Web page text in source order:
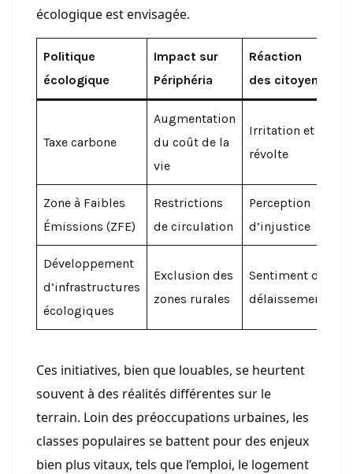
écologique est envisagée.
Politique
écologique
Impact sur
Périphéria
Réaction
des citoyens
Taxe carbone
Augmentation
du coût de la
vie
Irritation et
révolte
Zone à Faibles
Émissions (ZFE)
Restrictions
de circulation
Perception
d’injustice
Développement
d’infrastructures
écologiques
Exclusion des
zones rurales
Sentiment de
délaissement
Ces initiatives, bien que louables, se heurtent
souvent à des réalités différentes sur le
terrain. Loin des préoccupations urbaines, les
classes populaires se battent pour des enjeux
bien plus vitaux, tels que l’emploi, le logement